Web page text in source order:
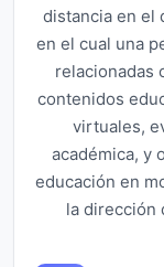
distancia en el
en el cual una
relacionadas
contenidos
virtuales,
académica, y
educación en
la dirección